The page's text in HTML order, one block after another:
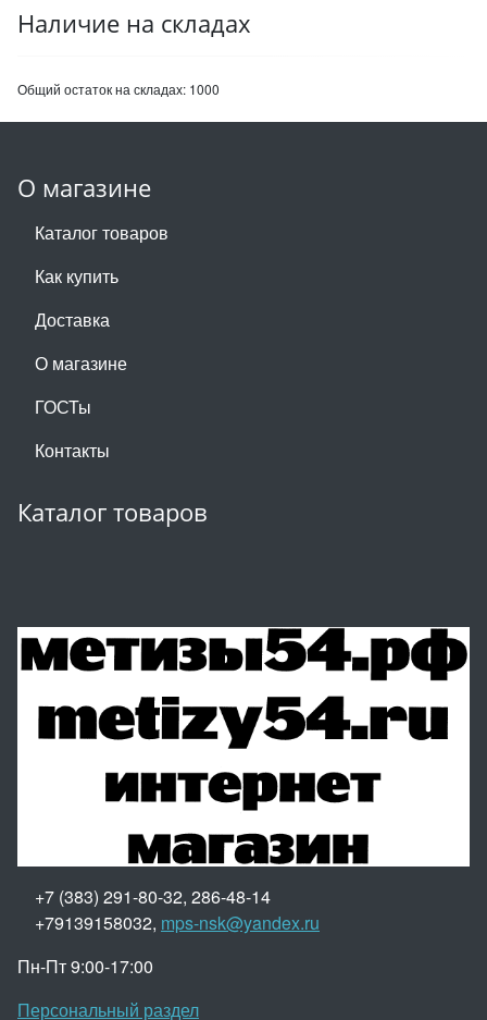
Наличие на складах
Общий остаток на складах: 1000
О магазине
Каталог товаров
Как купить
Доставка
О магазине
ГОСТы
Контакты
Каталог товаров
+7 (383) 291-80-32, 286-48-14
+79139158032, mps-nsk@yandex.ru
Пн-Пт 9:00-17:00
Персональный раздел